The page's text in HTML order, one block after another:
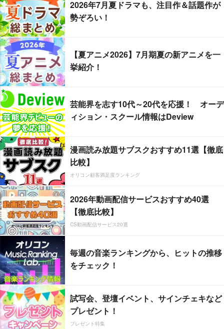
2026年7月夏ドラマも、注目作＆話題作が
勢ぞろい！
【夏アニメ2026】7月期夏の新アニメを一
挙紹介！
芸能界を志す10代～20代を応援！ オーデ
ィション・スクール情報はDeview
漫画読み放題サブスクおすすめ11選【徹底
比較】
オリコン顧客満足度ランキング
2026年動画配信サービスおすすめ40選
【徹底比較】
CS動画配信サービス20選
毎週の音楽ランキングから、ヒットの推移
をチェック！
試写会、登壇イベント、サインチェキなど
プレゼント！
プレゼント特集